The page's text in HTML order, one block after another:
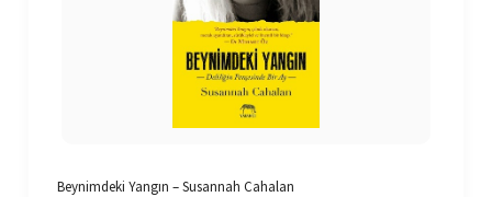
Beynimdeki Yangın – Susannah Cahalan